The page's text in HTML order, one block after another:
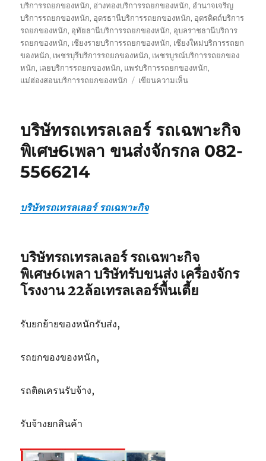
บริการรถยกของหนัก, อ่างทองบริการรถยกของหนัก, อำนาจเจริญ
บริการรถยกของหนัก, อุดรธานีบริการรถยกของหนัก, อุตรดิตถ์บริการ
รถยกของหนัก, อุทัยธานีบริการรถยกของหนัก, อุบลราชธานีบริการ
รถยกของหนัก, เชียงรายบริการรถยกของหนัก, เชียงใหม่บริการรถยก
ของหนัก, เพชรบุรีบริการรถยกของหนัก, เพชรบูรณ์บริการรถยกของ
หนัก, เลยบริการรถยกของหนัก, แพร่บริการรถยกของหนัก,
แม่ฮ่องสอนบริการรถยกของหนัก
เขียนความเห็นบน
ของ
10
5
ตัน
บริษัทรถเทรลเลอร์ รถเฉพาะกิจ
พิเศษ6เพลา ขนส่งจักรกล 082-
5566214
บริษัทรถเทรลเลอร์ รถเฉพาะกิจ
บริษัทรถเทรลเลอร์ รถเฉพาะกิจ
พิเศษ6เพลา บริษัทรับขนส่ง เครื่องจักร
โรงงาน 22ล้อเทรลเลอร์พื้นเตี้ย
รับยกย้ายของหนักรับส่ง,
รถยกของของหนัก,
รถติดเครนรับจ้าง,
รับจ้างยกสินค้า